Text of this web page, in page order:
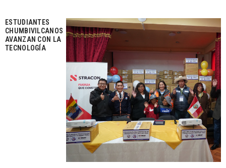
ESTUDIANTES
CHUMBIVILCANOS
AVANZAN CON LA
TECNOLOGÍA